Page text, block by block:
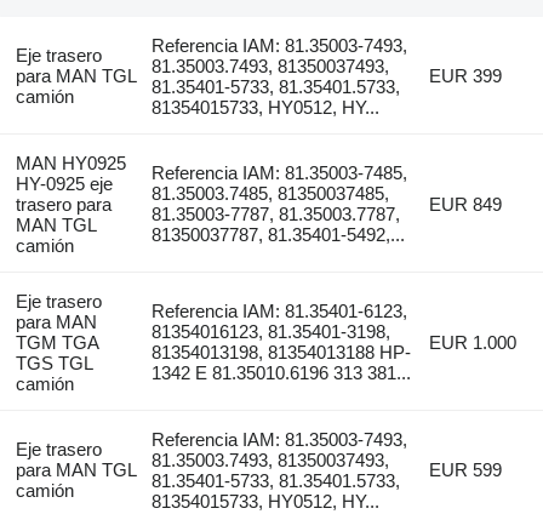
Eje trasero
para MAN TGL
camión
Referencia IAM: 81.35003-7493,
81.35003.7493, 81350037493,
81.35401-5733, 81.35401.5733,
81354015733, HY0512, HY...
EUR 399
MAN HY0925
HY-0925 eje
trasero para
MAN TGL
camión
Referencia IAM: 81.35003-7485,
81.35003.7485, 81350037485,
81.35003-7787, 81.35003.7787,
81350037787, 81.35401-5492,...
EUR 849
Eje trasero
para MAN
TGM TGA
TGS TGL
camión
Referencia IAM: 81.35401-6123,
81354016123, 81.35401-3198,
81354013198, 81354013188 HP-
1342 E 81.35010.6196 313 381...
EUR 1.000
Eje trasero
para MAN TGL
camión
Referencia IAM: 81.35003-7493,
81.35003.7493, 81350037493,
81.35401-5733, 81.35401.5733,
81354015733, HY0512, HY...
EUR 599